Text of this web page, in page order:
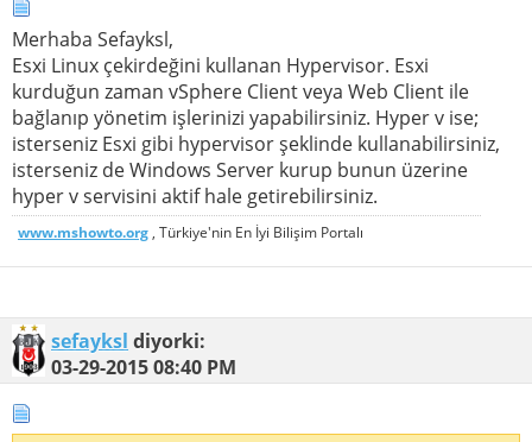
Merhaba Sefayksl,
Esxi Linux çekirdeğini kullanan Hypervisor. Esxi
kurduğun zaman vSphere Client veya Web Client ile
bağlanıp yönetim işlerinizi yapabilirsiniz. Hyper v ise;
isterseniz Esxi gibi hypervisor şeklinde kullanabilirsiniz,
isterseniz de Windows Server kurup bunun üzerine
hyper v servisini aktif hale getirebilirsiniz.
www.mshowto.org , Türkiye'nin En İyi Bilişim Portalı
sefayksl diyorki:
03-29-201508:40 PM